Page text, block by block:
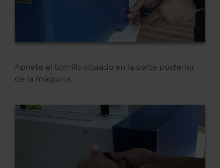
Apriete el tornillo situado en la parte posterior
de la máquina.